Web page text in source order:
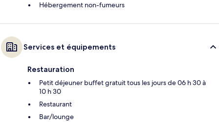
Hébergement non-fumeurs
Services et équipements
Restauration
Petit déjeuner buffet gratuit tous les jours de 06 h 30 à
10 h 30
Restaurant
Bar/lounge